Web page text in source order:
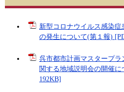
新型コロナウイルス感染症
の発生について(第１報)
呉市都市計画マスタープラ
関する地域説明会の開催に
192KB]